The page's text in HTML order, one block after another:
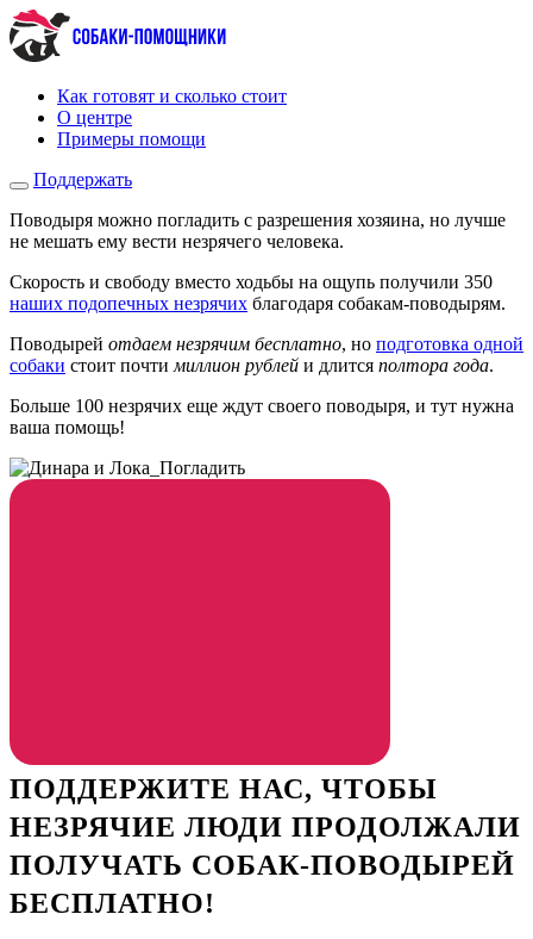
Перейти
к
содержимому
Как готовят и сколько стоит
О центре
Примеры помощи
Поддержать
Динара
и
Лока_Погладить
Поводыря можно погладить с разрешения хозяина, но лучше
не мешать ему вести незрячего человека.
Скорость и свободу вместо ходьбы на ощупь получили 350
наших подопечных незрячих благодаря собакам-поводырям.
Поводырей отдаем незрячим бесплатно, но подготовка одной
собаки стоит почти миллион рублей и длится полтора года.
Больше 100 незрячих еще ждут своего поводыря, и тут нужна
ваша помощь!
ПОДДЕРЖИТЕ НАС, ЧТОБЫ
НЕЗРЯЧИЕ ЛЮДИ ПРОДОЛЖАЛИ
ПОЛУЧАТЬ СОБАК-ПОВОДЫРЕЙ
БЕСПЛАТНО!